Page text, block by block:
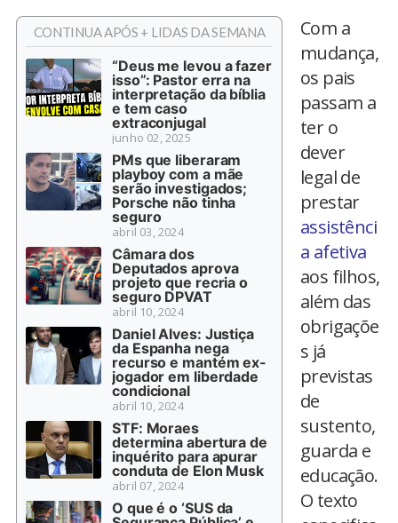
CONTINUA APÓS + LIDAS DA SEMANA
“Deus me levou a fazer
isso”: Pastor erra na
interpretação da bíblia
e tem caso
extraconjugal
junho 02, 2025
PMs que liberaram
playboy com a mãe
serão investigados;
Porsche não tinha
seguro
abril 03, 2024
Câmara dos
Deputados aprova
projeto que recria o
seguro DPVAT
abril 10, 2024
Daniel Alves: Justiça
da Espanha nega
recurso e mantém ex-
jogador em liberdade
condicional
abril 10, 2024
STF: Moraes
determina abertura de
inquérito para apurar
conduta de Elon Musk
abril 07, 2024
O que é o ‘SUS da
Com a
mudança,
os pais
passam a
ter o
dever
legal de
prestar
assistênci
a afetiva
aos filhos,
além das
obrigaçõe
s já
previstas
de
sustento,
guarda e
educação.
O texto